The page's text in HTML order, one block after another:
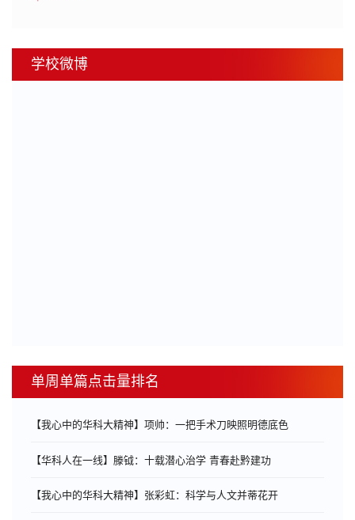
学校微博
单周单篇点击量排名
【我心中的华科大精神】项帅：一把手术刀映照明德底色
【华科人在一线】滕钺：十载潜心治学 青春赴黔建功
【我心中的华科大精神】张彩虹：科学与人文并蒂花开